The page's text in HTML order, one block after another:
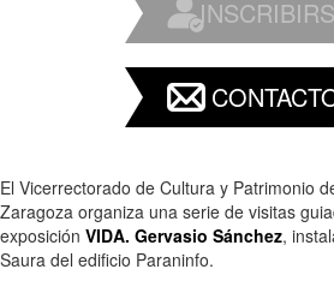
El Vicerrectorado de Cultura y Patrimonio
Zaragoza organiza una serie de visitas
exposición VIDA. Gervasio Sánchez,
Saura del edificio Paraninfo.